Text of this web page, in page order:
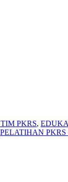
PKRS,
PELATIHAN PKRS